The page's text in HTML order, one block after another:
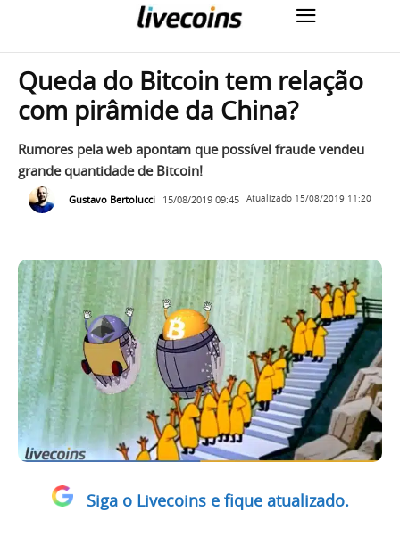
Queda do Bitcoin tem relação
com pirâmide da China?
Rumores pela web apontam que possível fraude vendeu
grande quantidade de Bitcoin!
Gustavo Bertolucci 15/08/2019 09:45 Atualizado 15/08/2019 11:20
Siga o Livecoins e fique atualizado.